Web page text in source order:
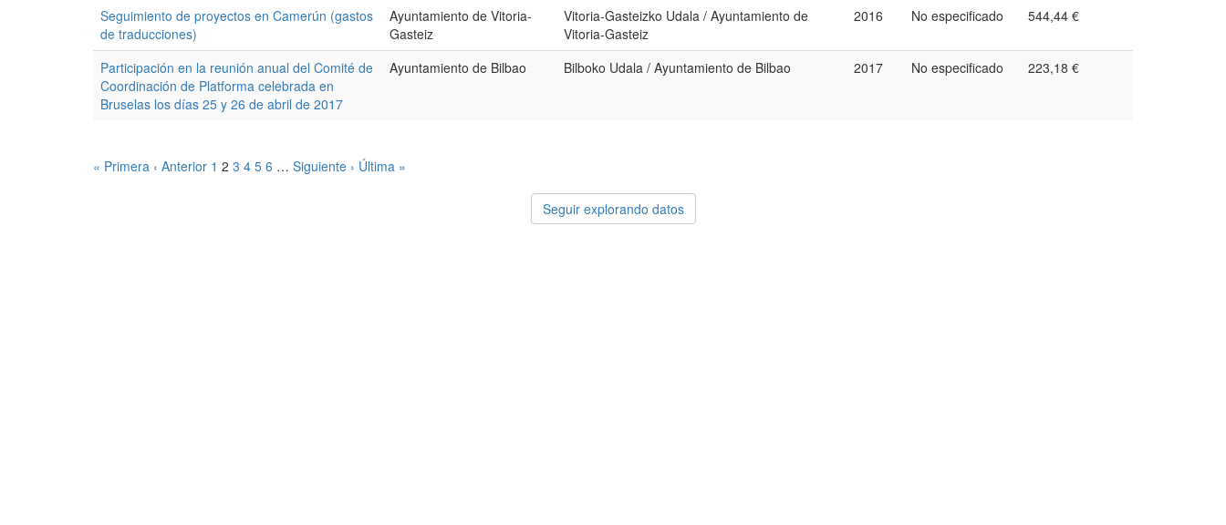
Seguimiento de proyectos en Camerún (gastos
de traducciones)
Ayuntamiento de Vitoria-
Gasteiz
Vitoria-Gasteizko Udala / Ayuntamiento de
Vitoria-Gasteiz
2016 No especificado 544,44 €
Participación en la reunión anual del Comité de
Coordinación de Platforma celebrada en
Bruselas los días 25 y 26 de abril de 2017
Ayuntamiento de Bilbao Bilboko Udala / Ayuntamiento de Bilbao 2017 No especificado 223,18 €
« Primera ‹ Anterior 1 2 3 4 5 6 … Siguiente › Última »
Seguir explorando datos